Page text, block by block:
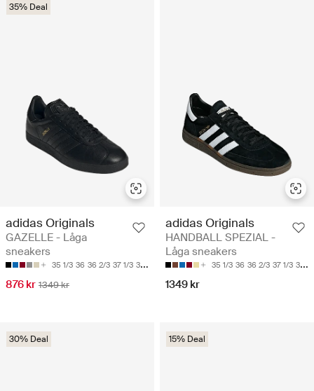
35% Deal
adidas Originals
GAZELLE - Låga
sneakers
35 1/3 36 36 2/3 37 1/3 38
876 kr 1349 kr
adidas Originals
HANDBALL SPEZIAL -
Låga sneakers
35 1/3 36 36 2/3 37 1/3 38
1349 kr
30% Deal 15% Deal